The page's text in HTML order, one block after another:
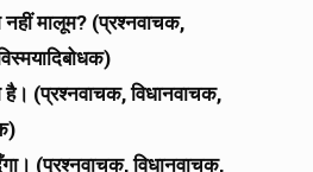
नहीं मालूम? (प्रश्नवाचक,
(प्रश्नवाचक, विधानवाचक,
(प्रश्नवाचक, विधानवाचक,